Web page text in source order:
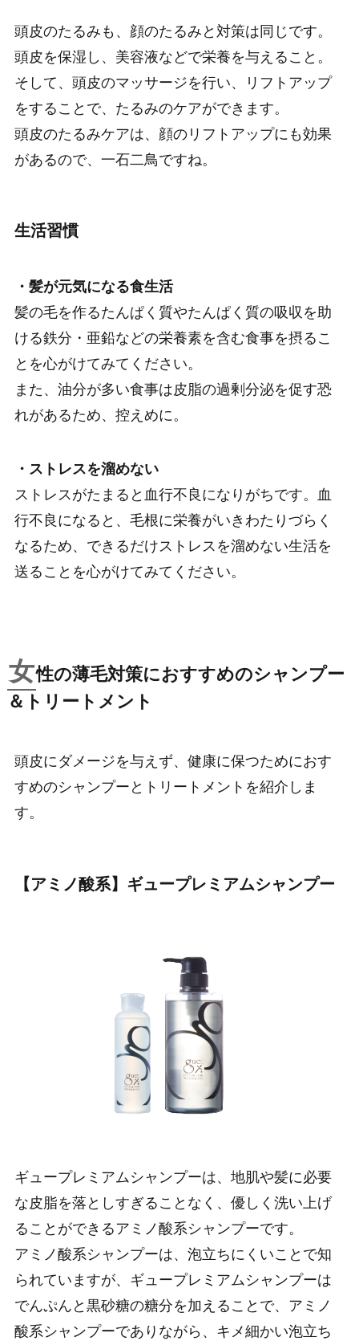
頭皮のたるみも、顔のたるみと対策は同じです。
頭皮を保湿し、美容液などで栄養を与えること。
そして、頭皮のマッサージを行い、リフトアップ
をすることで、たるみのケアができます。
頭皮のたるみケアは、顔のリフトアップにも効果
があるので、一石二鳥ですね。
生活習慣
・髪が元気になる食生活
髪の毛を作るたんぱく質やたんぱく質の吸収を助
ける鉄分・亜鉛などの栄養素を含む食事を摂るこ
とを心がけてみてください。
また、油分が多い食事は皮脂の過剰分泌を促す恐
れがあるため、控えめに。
・ストレスを溜めない
ストレスがたまると血行不良になりがちです。血
行不良になると、毛根に栄養がいきわたりづらく
なるため、できるだけストレスを溜めない生活を
送ることを心がけてみてください。
女性の薄毛対策におすすめのシャンプー
＆トリートメント
頭皮にダメージを与えず、健康に保つためにおす
すめのシャンプーとトリートメントを紹介しま
す。
【アミノ酸系】ギュープレミアムシャンプー
ギュープレミアムシャンプーは、地肌や髪に必要
な皮脂を落としすぎることなく、優しく洗い上げ
ることができるアミノ酸系シャンプーです。
アミノ酸系シャンプーは、泡立ちにくいことで知
られていますが、ギュープレミアムシャンプーは
でんぷんと黒砂糖の糖分を加えることで、アミノ
酸系シャンプーでありながら、キメ細かい泡立ち